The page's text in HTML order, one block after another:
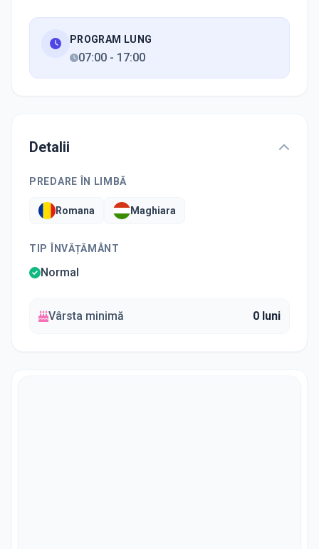
PROGRAM LUNG
07:00 - 17:00
Detalii
PREDARE ÎN LIMBĂ
Romana Maghiara
TIP ÎNVĂȚĂMÂNT
Normal
Vârsta minimă 0 luni